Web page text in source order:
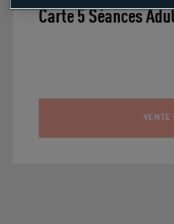
Carte 5 Séances
VENTE